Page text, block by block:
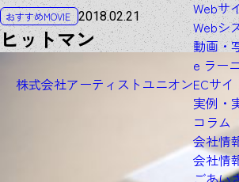
株式会社アーティストユニオン
Webサ
Webシ
動画・
e ラー
ECサ
実例・
コラム
会社情
会社情
おすすめMOVIE 2018.02.21
ヒットマン